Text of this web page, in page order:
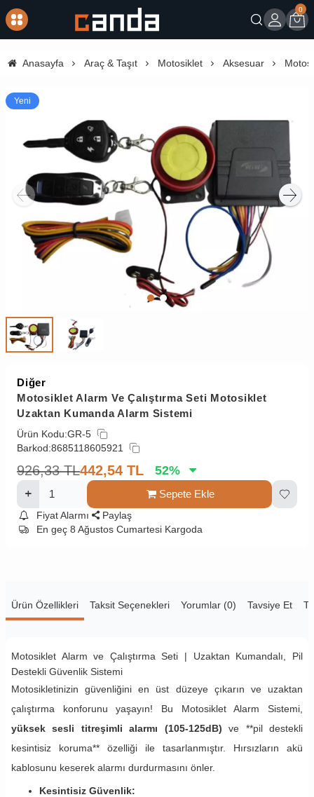
Giriş
0
Anasayfa Araç & Taşıt Motosiklet Aksesuar
Yeni
Diğer
Motosiklet Alarm Ve Çalıştırma Seti Motosiklet
Uzaktan Kumanda Alarm Sistemi
Ürün Kodu:GR-5
Barkod:8685118605921
926,33 TL442,54 TL 52%
Sepete Ekle
Fiyat Alarmı
Paylaş
En geç 8 Ağustos Cumartesi Kargoda
Ürün Özellikleri Taksit Seçenekleri Yorumlar (0) Tavsiye Et
Motosiklet Alarm ve Çalıştırma Seti | Uzaktan Kumandalı, Pil
Destekli Güvenlik Sistemi
Motosikletinizin güvenliğini en üst düzeye çıkarın ve uzaktan
çalıştırma konforunu yaşayın! Bu Motosiklet Alarm Sistemi,
yüksek sesli titreşimli alarmı (105-125dB) ve **pil destekli
kesintisiz koruma** özelliği ile tasarlanmıştır. Hırsızların akü
kablosunu keserek alarmı durdurmasını önler.
Kesintisiz Güvenlik: